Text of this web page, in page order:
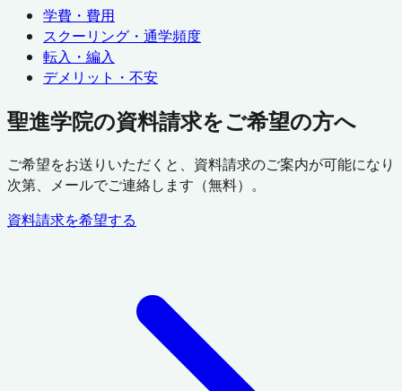
学費・費用
スクーリング・通学頻度
転入・編入
デメリット・不安
聖進学院の資料請求をご希望の方へ
ご希望をお送りいただくと、資料請求のご案内が可能になり
次第、メールでご連絡します（無料）。
資料請求を希望する